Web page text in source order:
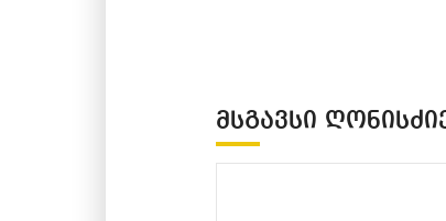
ᲛᲡᲒᲐᲕᲡᲘ